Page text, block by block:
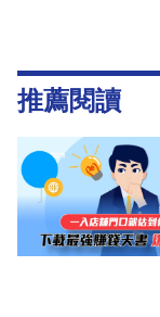
推薦閱讀